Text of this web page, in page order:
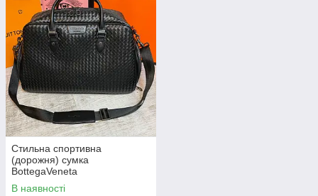
Стильна спортивна
(дорожня) сумка
BottegaVeneta
В наявності